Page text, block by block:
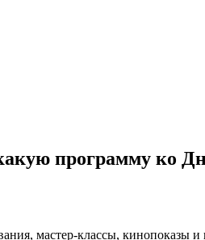
программу ко
мастер-классы, кинопоказы и